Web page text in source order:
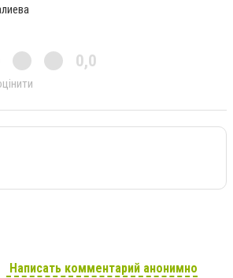
0,0
Написать комментарий анонимно